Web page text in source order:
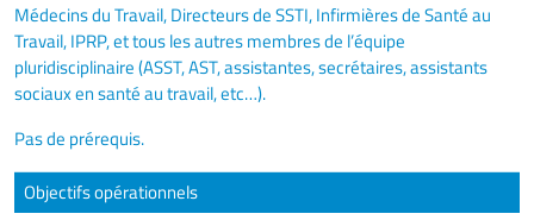
Médecins du Travail, Directeurs de SSTI, Infirmières de Santé au
Travail, IPRP, et tous les autres membres de l’équipe
pluridisciplinaire (ASST, AST, assistantes, secrétaires, assistants
sociaux en santé au travail, etc…).
Pas de prérequis.
Objectifs opérationnels